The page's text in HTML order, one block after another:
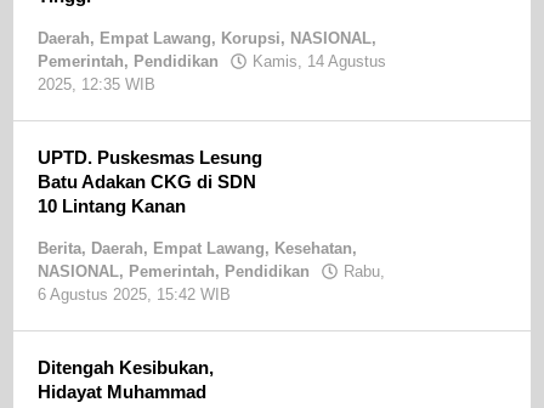
Daerah, Empat Lawang, Korupsi, NASIONAL,
Pemerintah, Pendidikan
Kamis, 14 Agustus
2025, 12:35 WIB
UPTD. Puskesmas Lesung
Batu Adakan CKG di SDN
10 Lintang Kanan
Berita, Daerah, Empat Lawang, Kesehatan,
NASIONAL, Pemerintah, Pendidikan
Rabu,
6 Agustus 2025, 15:42 WIB
Ditengah Kesibukan,
Hidayat Muhammad